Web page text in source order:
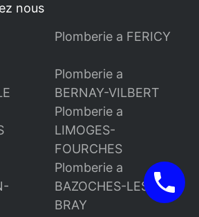
nous
Plomberie a FERICY
Plomberie a
BERNAY-VILBERT
Plomberie a
LIMOGES-
FOURCHES
Plomberie a
BAZOCHES-LES-
BRAY